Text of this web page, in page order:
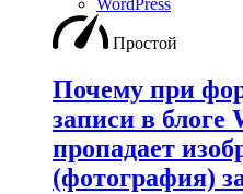
WordPress
Простой
Почему при
записи в блоге
пропадает
(фотография)